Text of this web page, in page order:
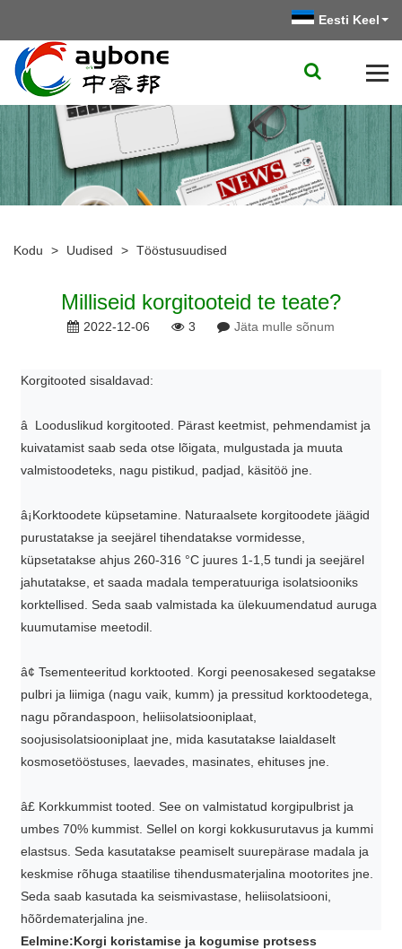
Eesti Keel
Kodu > Uudised > Tööstusuudised
Milliseid korgitooteid te teate?
2022-12-06 3 Jäta mulle sõnum
Korgitooted sisaldavad:
â Looduslikud korgitooted. Pärast keetmist, pehmendamist ja
kuivatamist saab seda otse lõigata, mulgustada ja muuta
valmistoodeteks, nagu pistikud, padjad, käsitöö jne.
â¡Korktoodete küpsetamine. Naturaalsete korgitoodete jäägid
purustatakse ja seejärel tihendatakse vormidesse,
küpsetatakse ahjus 260-316 °C juures 1-1,5 tundi ja seejärel
jahutatakse, et saada madala temperatuuriga isolatsiooniks
korktellised. Seda saab valmistada ka ülekuumendatud auruga
kuumutamise meetodil.
â¢ Tsementeeritud korktooted. Korgi peenosakesed segatakse
pulbri ja liimiga (nagu vaik, kumm) ja pressitud korktoodetega,
nagu põrandaspoon, heliisolatsiooniplaat,
soojusisolatsiooniplaat jne, mida kasutatakse laialdaselt
kosmosetööstuses, laevades, masinates, ehituses jne.
â£ Korkkummist tooted. See on valmistatud korgipulbrist ja
umbes 70% kummist. Sellel on korgi kokkusurutavus ja kummi
elastsus. Seda kasutatakse peamiselt suurepärase madala ja
keskmise rõhuga staatilise tihendusmaterjalina mootorites jne.
Seda saab kasutada ka seismivastase, heliisolatsiooni,
hõõrdematerjalina jne.
Eelmine:Korgi koristamise ja kogumise protsess